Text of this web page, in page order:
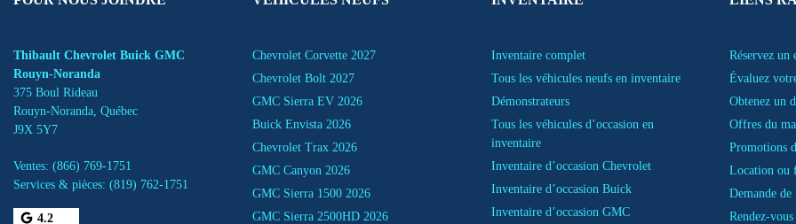
Thibault Chevrolet Buick GMC
Rouyn-Noranda
375 Boul Rideau
Rouyn-Noranda Québec
J9X 5Y7
Ventes: (866) 769-1751
Services & pièces: (819) 762-1751
4.2
Chevrolet Corvette 2027
Chevrolet Bolt 2027
GMC Sierra EV 2026
Buick Envista 2026
Chevrolet Trax 2026
GMC Canyon 2026
GMC Sierra 1500 2026
GMC Sierra 2500HD 2026
Inventaire complet
Tous les véhicules neufs en inventaire
Démonstrateurs
Tous les véhicules d’occasion en
inventaire
Inventaire d’occasion Chevrolet
Inventaire d’occasion Buick
Inventaire d’occasion GMC
Réservez un
Évaluez
Obtenez un
Offres du
Promotions
Location ou
Demande
Rendez-